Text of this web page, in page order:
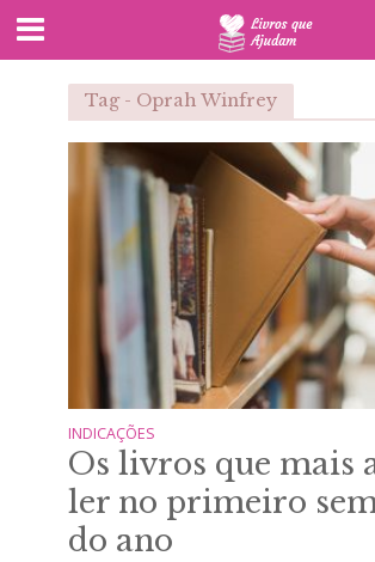
Tag - Oprah Winfrey
INDICAÇÕES
Os livros que mais
ler no primeiro
do ano